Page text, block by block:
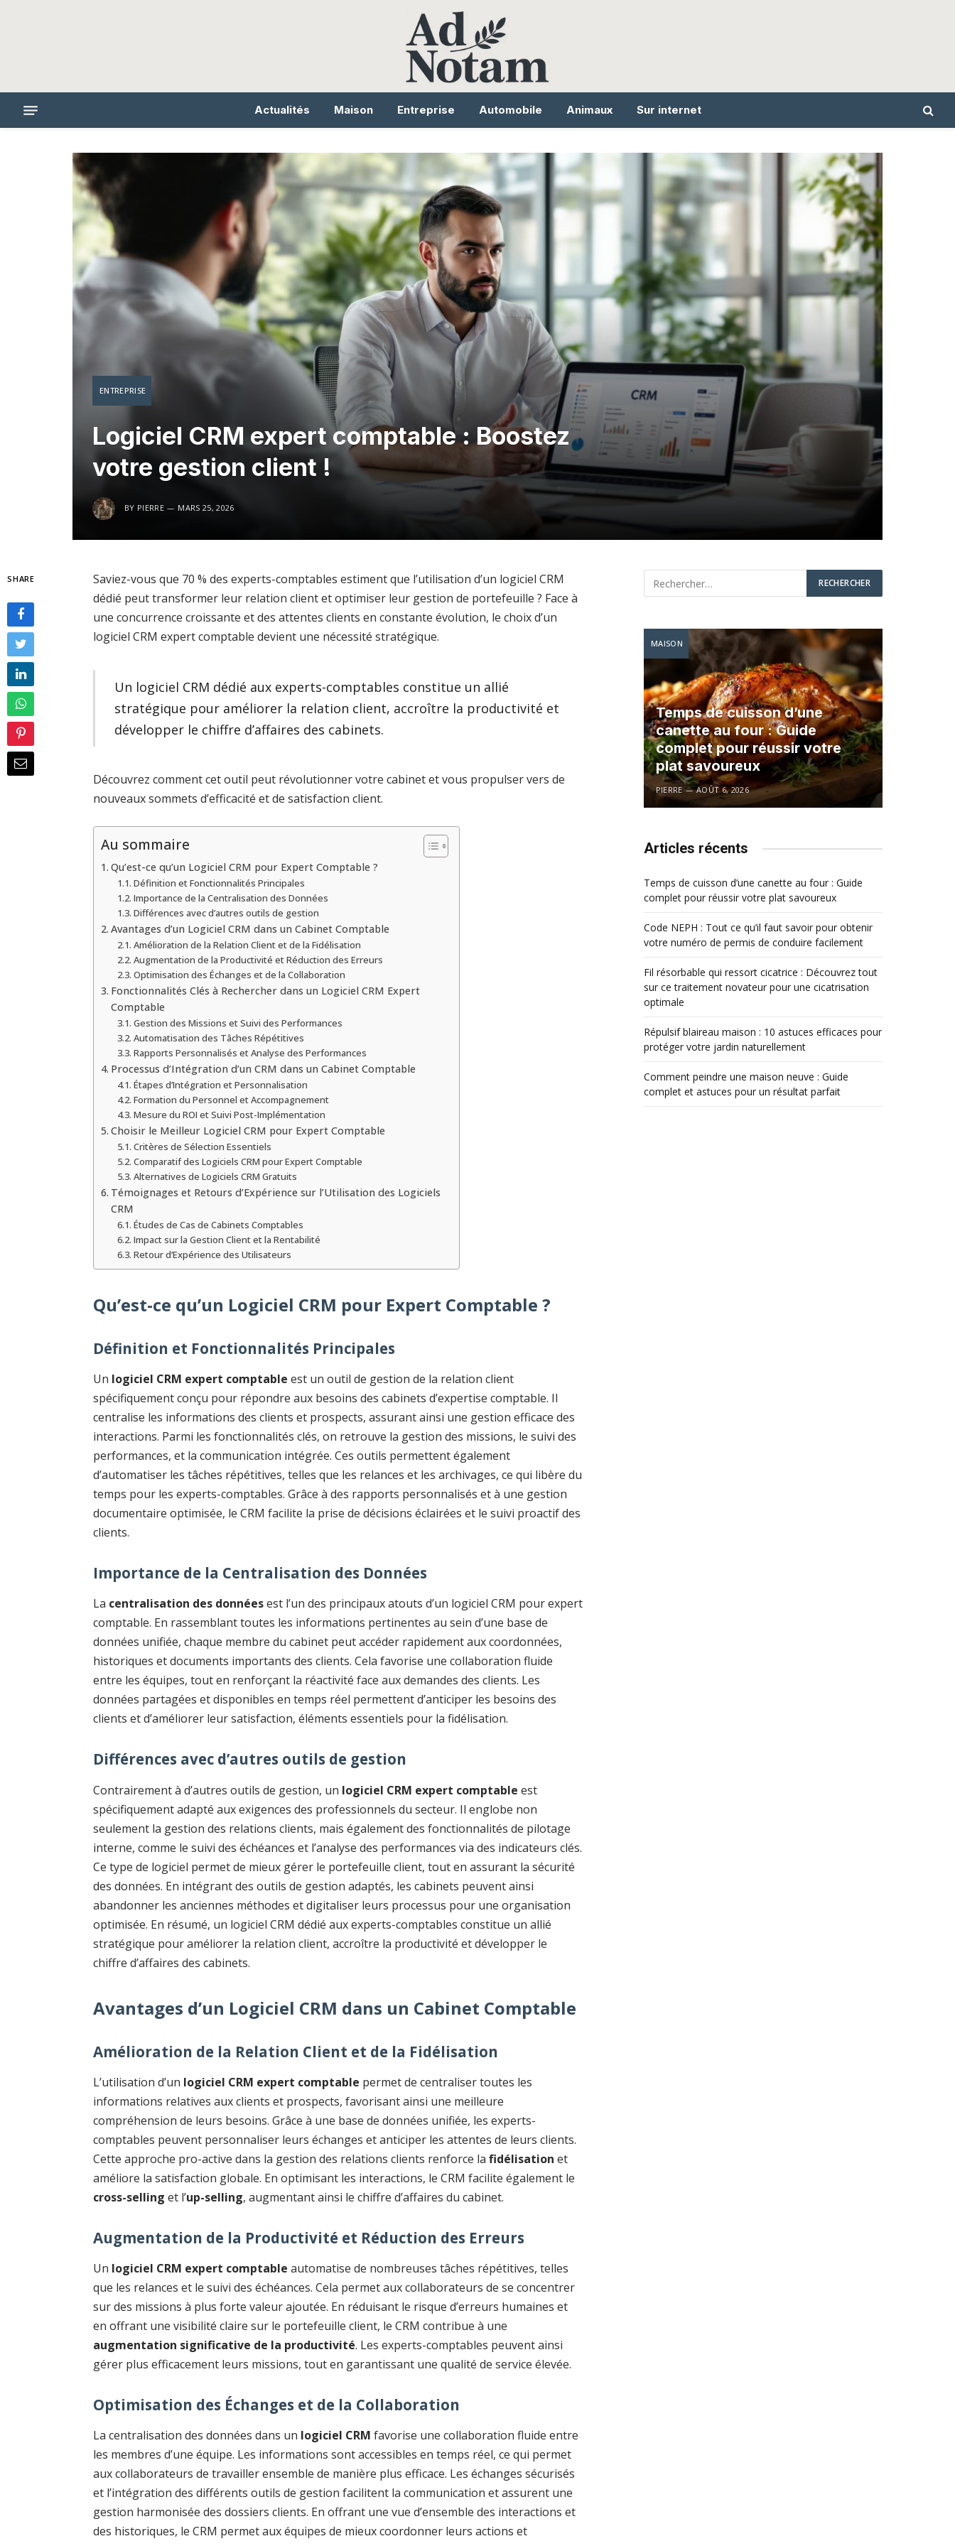
Actualités Maison Entreprise Automobile Animaux Sur internet
ENTREPRISE
Logiciel CRM expert comptable : Boostez
votre gestion client !
BY PIERRE MARS 25, 2026
SHARE
Saviez-vous que 70 % des experts-comptables estiment que l’utilisation d’un logiciel CRM
dédié peut transformer leur relation client et optimiser leur gestion de portefeuille ? Face à
une concurrence croissante et des attentes clients en constante évolution, le choix d’un
logiciel CRM expert comptable devient une nécessité stratégique.
Un logiciel CRM dédié aux experts-comptables constitue un allié
stratégique pour améliorer la relation client, accroître la productivité et
développer le chiffre d’affaires des cabinets.
Découvrez comment cet outil peut révolutionner votre cabinet et vous propulser vers de
nouveaux sommets d’efficacité et de satisfaction client.
Au sommaire
Qu’est-ce qu’un Logiciel CRM pour Expert Comptable ?
Définition et Fonctionnalités Principales
Importance de la Centralisation des Données
Différences avec d’autres outils de gestion
Avantages d’un Logiciel CRM dans un Cabinet Comptable
Amélioration de la Relation Client et de la Fidélisation
Augmentation de la Productivité et Réduction des Erreurs
Optimisation des Échanges et de la Collaboration
Fonctionnalités Clés à Rechercher dans un Logiciel CRM Expert
Comptable
Gestion des Missions et Suivi des Performances
Automatisation des Tâches Répétitives
Rapports Personnalisés et Analyse des Performances
Processus d’Intégration d’un CRM dans un Cabinet Comptable
Étapes d’Intégration et Personnalisation
Formation du Personnel et Accompagnement
Mesure du ROI et Suivi Post-Implémentation
Choisir le Meilleur Logiciel CRM pour Expert Comptable
Critères de Sélection Essentiels
Comparatif des Logiciels CRM pour Expert Comptable
Alternatives de Logiciels CRM Gratuits
Témoignages et Retours d’Expérience sur l’Utilisation des Logiciels
CRM
Études de Cas de Cabinets Comptables
Impact sur la Gestion Client et la Rentabilité
Retour d’Expérience des Utilisateurs
Qu’est-ce qu’un Logiciel CRM pour Expert Comptable ?
Définition et Fonctionnalités Principales
Un logiciel CRM expert comptable est un outil de gestion de la relation client
spécifiquement conçu pour répondre aux besoins des cabinets d’expertise comptable. Il
centralise les informations des clients et prospects, assurant ainsi une gestion efficace des
interactions. Parmi les fonctionnalités clés, on retrouve la gestion des missions, le suivi des
performances, et la communication intégrée. Ces outils permettent également
d’automatiser les tâches répétitives, telles que les relances et les archivages, ce qui libère du
temps pour les experts-comptables. Grâce à des rapports personnalisés et à une gestion
documentaire optimisée, le CRM facilite la prise de décisions éclairées et le suivi proactif des
clients.
Importance de la Centralisation des Données
La centralisation des donnéesest l’un des principaux atouts d’un logiciel CRM pour expert
comptable. En rassemblant toutes les informations pertinentes au sein d’une base de
données unifiée, chaque membre du cabinet peut accéder rapidement aux coordonnées,
historiques et documents importants des clients. Cela favorise une collaboration fluide
entre les équipes, tout en renforçant la réactivité face aux demandes des clients. Les
données partagées et disponibles en temps réel permettent d’anticiper les besoins des
clients et d’améliorer leur satisfaction, éléments essentiels pour la fidélisation.
Différences avec d’autres outils de gestion
Contrairement à d’autres outils de gestion, un logiciel CRM expert comptable est
spécifiquement adapté aux exigences des professionnels du secteur. Il englobe non
seulement la gestion des relations clients, mais également des fonctionnalités de pilotage
interne, comme le suivi des échéances et l’analyse des performances via des indicateurs clés.
Ce type de logiciel permet de mieux gérer le portefeuille client, tout en assurant la sécurité
des données. En intégrant des outils de gestion adaptés, les cabinets peuvent ainsi
abandonner les anciennes méthodes et digitaliser leurs processus pour une organisation
optimisée. En résumé, un logiciel CRM dédié aux experts-comptables constitue un allié
stratégique pour améliorer la relation client, accroître la productivité et développer le
chiffre d’affaires des cabinets.
Avantages d’un Logiciel CRM dans un Cabinet Comptable
Amélioration de la Relation Client et de la Fidélisation
L’utilisation d’un logiciel CRM expert comptable permet de centraliser toutes les
informations relatives aux clients et prospects, favorisant ainsi une meilleure
compréhension de leurs besoins. Grâce à une base de données unifiée, les experts-
comptables peuvent personnaliser leurs échanges et anticiper les attentes de leurs clients.
Cette approche pro-active dans la gestion des relations clients renforce lafidélisation et
améliore la satisfaction globale. En optimisant les interactions, le CRM facilite également le
cross-selling et l’up-selling, augmentant ainsi le chiffre d’affaires du cabinet.
Augmentation de la Productivité et Réduction des Erreurs
Un logiciel CRM expert comptable automatise de nombreuses tâches répétitives, telles
que les relances et le suivi des échéances. Cela permet aux collaborateurs de se concentrer
sur des missions à plus forte valeur ajoutée. En réduisant le risque d’erreurs humaines et
en offrant une visibilité claire sur le portefeuille client, le CRM contribue à une
augmentation significative de la productivité. Les experts-comptables peuvent ainsi
gérer plus efficacement leurs missions, tout en garantissant une qualité de service élevée.
Optimisation des Échanges et de la Collaboration
La centralisation des données dans un logiciel CRM favorise une collaboration fluide entre
les membres d’une équipe. Les informations sont accessibles en temps réel, ce qui permet
aux collaborateurs de travailler ensemble de manière plus efficace. Les échanges sécurisés
et l’intégration des différents outils de gestion facilitent la communication et assurent une
gestion harmonisée des dossiers clients. En offrant une vue d’ensemble des interactions et
des historiques, le CRM permet aux équipes de mieux coordonner leurs actions et
MAISON
Temps de cuisson d’une
canette au four : Guide
complet pour réussir votre
plat savoureux
PIERRE AOÛT 6, 2026
Articles récents
Temps de cuisson d’une canette au four : Guide
complet pour réussir votre plat savoureux
Code NEPH : Tout ce qu’il faut savoir pour obtenir
votre numéro de permis de conduire facilement
Fil résorbable qui ressort cicatrice : Découvrez tout
sur ce traitement novateur pour une cicatrisation
optimale
Répulsif blaireau maison : 10 astuces efficaces pour
protéger votre jardin naturellement
Comment peindre une maison neuve : Guide
complet et astuces pour un résultat parfait